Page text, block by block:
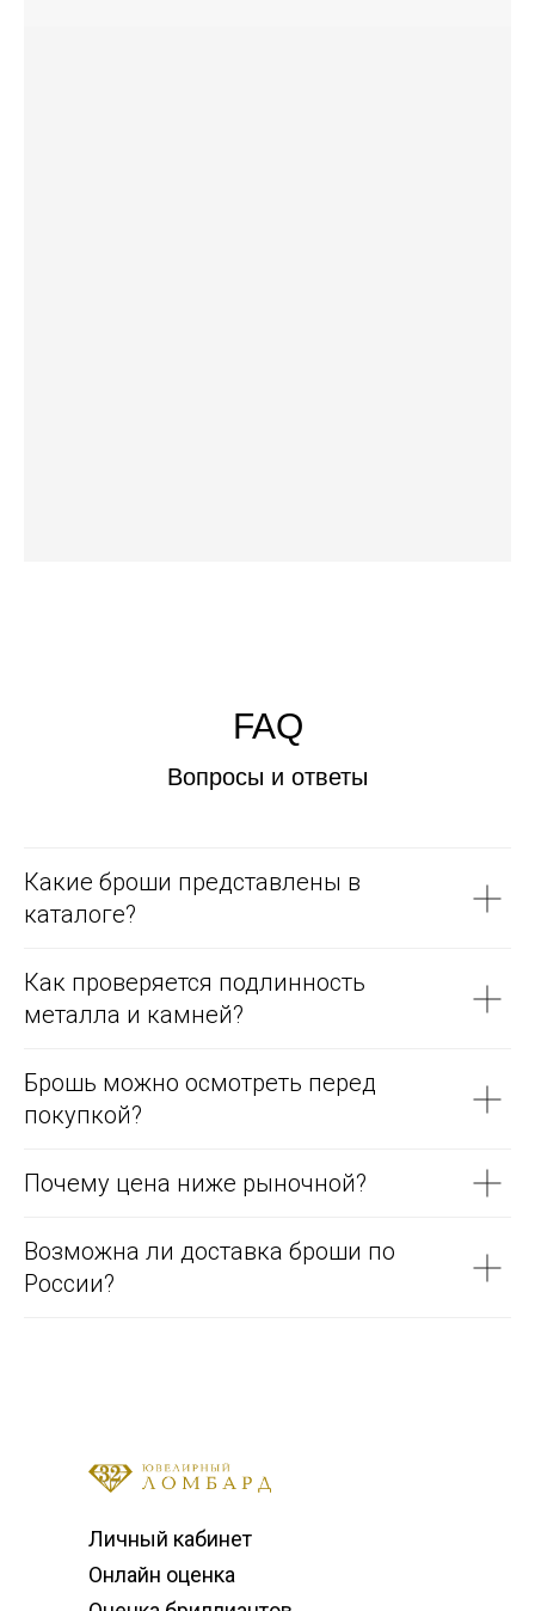
FAQ
Вопросы и ответы
Какие броши представлены в
каталоге?
Как проверяется подлинность
металла и камней?
Брошь можно осмотреть перед
покупкой?
Почему цена ниже рыночной?
Возможна ли доставка броши по
России?
Онлайн оценка
Личный кабинет